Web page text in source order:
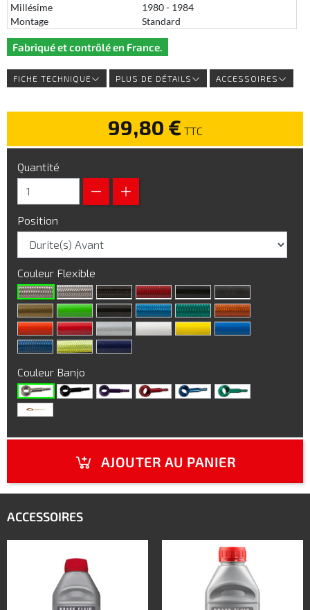
Millésime
1980 - 1984
Montage
Standard
Fabriqué et contrôlé en France.
FICHE TECHNIQUE PLUS DE DÉTAILS ACCESSOIRES
99,80 € TTC
Quantité
Position
Couleur Flexible
Couleur Banjo
AJOUTER AU PANIER
ACCESSOIRES